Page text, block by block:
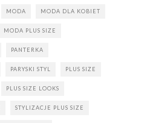
MODA MODA DLA KOBIET
MODA PLUS SIZE
PANTERKA
PARYSKI STYL PLUS SIZE
PLUS SIZE LOOKS
STYLIZACJE PLUS SIZE